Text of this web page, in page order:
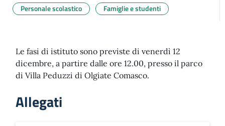
Personale scolastico Famiglie e studenti
Le fasi di istituto sono previste di venerdì 12
dicembre, a partire dalle ore 12.00, presso il parco
di Villa Peduzzi di Olgiate Comasco.
Allegati